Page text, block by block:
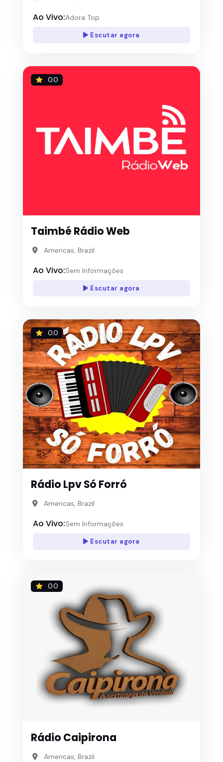
Ao Vivo:Adora Top
Escutar agora
0.0
Taimbé Rádio Web
Americas, Brazil
Ao Vivo:Sem Informações
Escutar agora
0.0
Rádio Lpv Só Forró
Americas, Brazil
Ao Vivo:Sem Informações
Escutar agora
0.0
Rádio Caipirona
Americas, Brazil